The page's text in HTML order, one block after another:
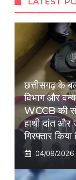
छत्तीसगढ़ के
विभाग और
WCCB की
हाथी दांत
गिरफ्तार किया
04/08/2026